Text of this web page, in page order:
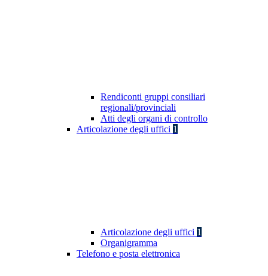
Rendiconti gruppi consiliari
regionali/provinciali
Atti degli organi di controllo
Articolazione degli uffici 1
Articolazione degli uffici 1
Organigramma
Telefono e posta elettronica